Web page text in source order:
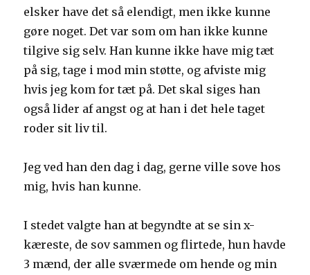
elsker have det så elendigt, men ikke kunne
gøre noget. Det var som om han ikke kunne
tilgive sig selv. Han kunne ikke have mig tæt
på sig, tage i mod min støtte, og afviste mig
hvis jeg kom for tæt på. Det skal siges han
også lider af angst og at han i det hele taget
roder sit liv til.
Jeg ved han den dag i dag, gerne ville sove hos
mig, hvis han kunne.
I stedet valgte han at begyndte at se sin x-
kæreste, de sov sammen og flirtede, hun havde
3 mænd, der alle sværmede om hende og min